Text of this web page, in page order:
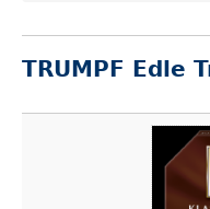
TRUMPF Edle